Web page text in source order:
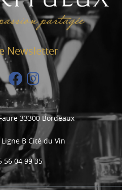
Newsletter
33300 Bordeaux
B Cité du Vin
56 04 99 35